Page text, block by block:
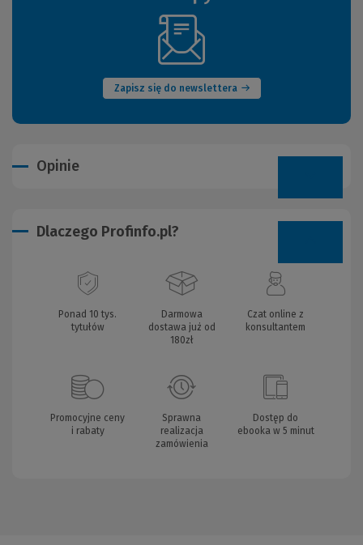
Zapisz się do newslettera
(Nowe
okno)
Opinie
Dlaczego Profinfo.pl?
Ponad 10 tys.
tytułów
Darmowa
dostawa już od
180zł
Czat online z
konsultantem
Promocyjne ceny
i rabaty
Sprawna
realizacja
zamówienia
Dostęp do
ebooka w 5 minut